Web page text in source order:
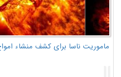
ماموریت ناسا برای کشف منشاء